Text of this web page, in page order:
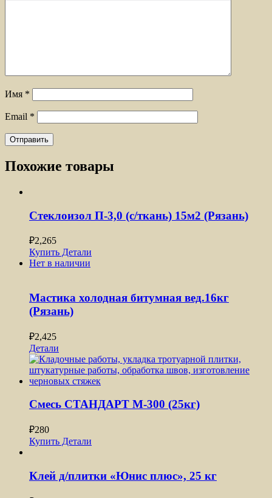
Имя *
Email *
Похожие товары
Стеклоизол П-3,0 (с/ткань) 15м2 (Рязань)
₽2,265
Купить Детали
Нет в наличии
Мастика холодная битумная вед.16кг
(Рязань)
₽2,425
Детали
Смесь СТАНДАРТ М-300 (25кг)
₽280
Купить Детали
Клей д/плитки «Юнис плюс», 25 кг